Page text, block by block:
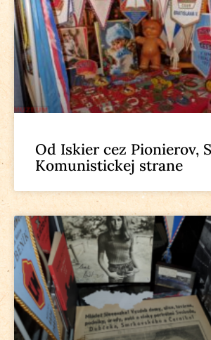
Od Iskier cez Pionierov,
Komunistickej strane